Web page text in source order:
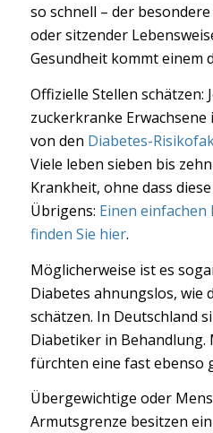
so schnell – der
oder sitzender
Gesundheit kommt einem
Offizielle Stellen schätzen:
zuckerkranke
von den Diabetes-
Viele leben sieben bis
Krankheit, ohne dass
Übrigens: Einen
finden Sie hier.
Möglicherweise ist es
Diabetes ahnungslos, wie
schätzen. In Deutschland
Diabetiker in Behandlung.
fürchten eine fast ebenso
Übergewichtige oder
Armutsgrenze besitzen